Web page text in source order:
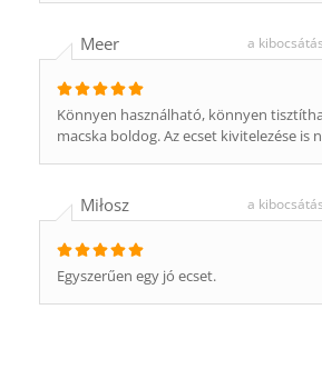
Meer a
Könnyen használható, könnyen
macska boldog. Az ecset kivitelezése is
Miłosz a
Egyszerűen egy jó ecset.